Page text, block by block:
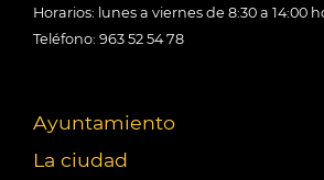
Horarios: lunes a viernes de 8:30 a 14:00
Teléfono: 963 52 54 78
Ayuntamiento
La ciudad